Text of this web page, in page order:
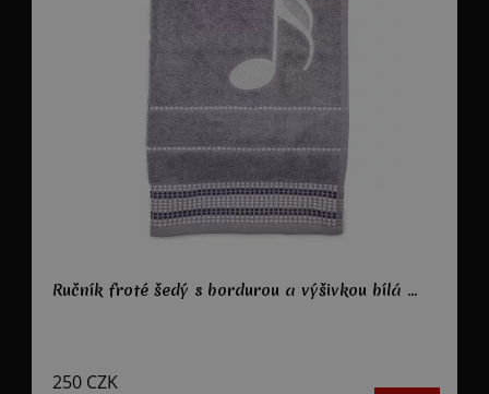
Ručník froté šedý s bordurou a výšivkou bílá ...
250 CZK